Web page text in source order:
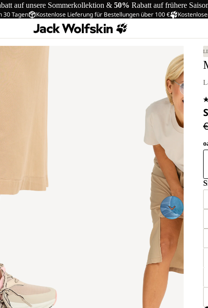
auf unsere Sommerkollektion & 50% Rabatt auf frühere
30 Tagen Kostenlose Lieferung für Bestellungen über 100 €